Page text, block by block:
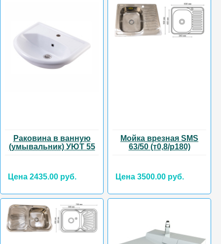
Раковина в ванную
(умывальник) УЮТ 55
Цена 2435.00 руб.
Мойка врезная SMS
63/50 (т0,8/р180)
Цена 3500.00 руб.